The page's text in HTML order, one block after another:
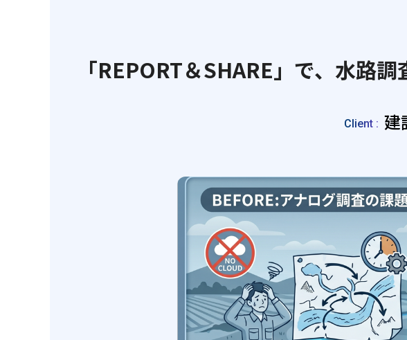
「REPORT＆SHARE」で、水路
Client : 建